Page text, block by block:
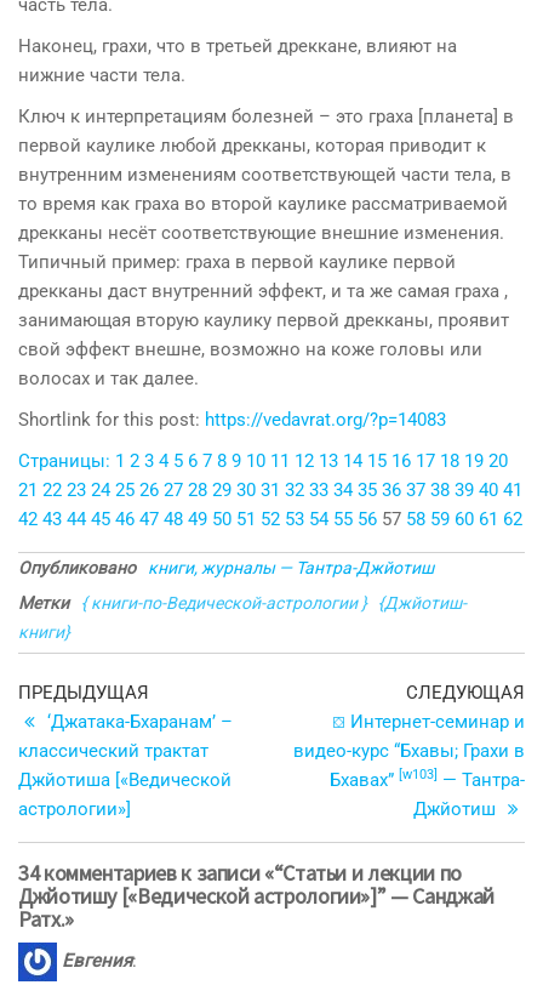
часть тела.
Наконец, грахи, что в третьей дреккане, влияют на
нижние части тела.
Ключ к интерпретациям болезней – это граха [планета] в
первой каулике любой дрекканы, которая приводит к
внутренним изменениям соответствующей части тела, в
то время как граха во второй каулике рассматриваемой
дрекканы несёт соответствующие внешние изменения.
Типичный пример: граха в первой каулике первой
дрекканы даст внутренний эффект, и та же самая граха ,
занимающая вторую каулику первой дрекканы, проявит
свой эффект внешне, возможно на коже головы или
волосах и так далее.
Shortlink for this post: https://vedavrat.org/?p=14083
Страницы: 1 2 3 4 5 6 7 8 9 10 11 12 13 14 15 16 17 18 19 20
21 22 23 24 25 26 27 28 29 30 31 32 33 34 35 36 37 38 39 40 41
42 43 44 45 46 47 48 49 50 51 52 53 54 55 56 57 58 59 60 61 62
Опубликовано
книги, журналы — Тантра-Джйотиш
Метки
{ книги-по-Ведической-астрологии }
{Джйотиш-
книги}
Навигация
по
записям
Предыдущая
запись
ПРЕДЫДУЩАЯ
‘Джатака-Бхаранам’ –
классический трактат
Джйотиша [«Ведической
астрологии»]
СЛЕДУЮЩАЯ
⛋ Интернет-семинар и
видео-курс “Бхавы; Грахи в
Бхавах” [w103]
— Тантра-
Джйотиш
34 комментариев к записи «“Статьи и лекции по
Джйотишу [«Ведической астрологии»]” — Санджай
Ратх.»
Евгения: